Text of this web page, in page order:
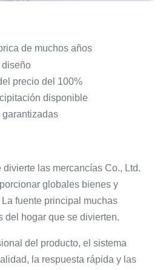
de muchos años
diseño
precio del 100%
disponible
garantizadas
las mercancías Co., Ltd.
globales bienes y
fuente principal muchas
del hogar que se divierten.
del producto, el sistema
la respuesta rápida y las